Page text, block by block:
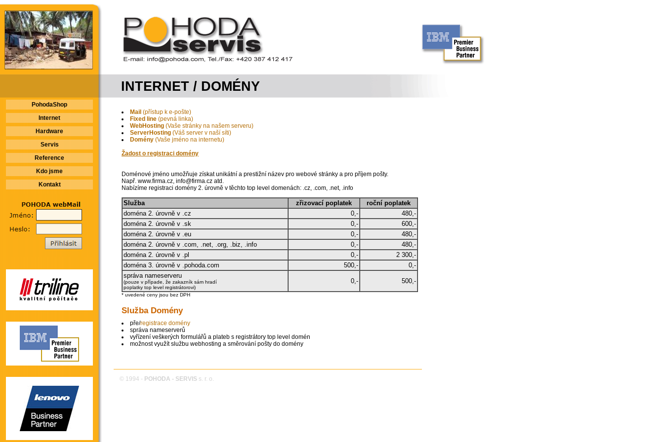
PohodaShop
Internet
Hardware
Servis
Reference
Kdo jsme
Kontakt
INTERNET / DOMÉNY
Mail (přístup k e-pošte)
Fixed line (pevná linka)
WebHosting (Vaše stránky na našem serveru)
ServerHosting (Váš server v naší síti)
Domény (Vaše jméno na internetu)
Žadost o registraci domény
Doménové jméno umožňuje získat unikátní a prestižní název pro webové stránky a pro příjem pošty.
Např. www.firma.cz, info@firma.cz atd.
Nabízíme registraci domény 2. úrovně v těchto top level domenách: .cz, .com, .net, .info
Služba zřizovací poplatek
roční poplatek
doména 2. úrovně v .cz
0,-
480,-
doména 2. úrovně v .sk
0,-
600,-
doména 2. úrovně v .eu
0,-
480,-
doména 2. úrovně v .com, .net, .org, .biz, .info
0,-
480,-
doména 2. úrovně v .pl
0,-
2 300,-
doména 3. úrovně v .pohoda.com
500,-
0,-
správa nameserveru
(pouze v případe, že zakazník sám hradí
poplatky top level registrátorovi)
0,- 500,-
* uvedené ceny jsou bez DPH
Služba Domény
pře/registrace domény
správa nameserverů
vyřízení veškerých formulářů a plateb s registrátory top level domén
možnost využít službu webhosting a směrování pošty do domény
© 1994 - POHODA - SERVIS s. r. o.